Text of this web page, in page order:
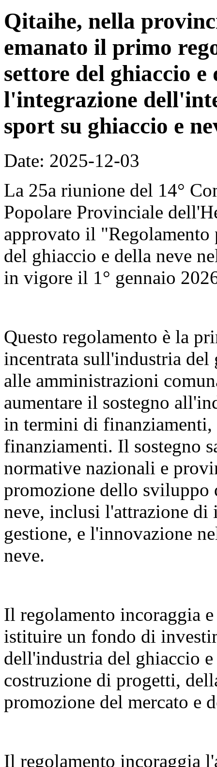
Qitaihe, nella
emanato il primo
settore del ghiaccio
l'integrazione
sport su ghiaccio e
Date: 2025-12-03
La 25a riunione del 14°
Popolare Provinciale
approvato il
del ghiaccio e della neve
in vigore il 1° gennaio
Questo regolamento è la
incentrata sull'industria del
alle amministrazioni
aumentare il sostegno
in termini di finanziamenti,
finanziamenti. Il sostegno
normative nazionali e
promozione dello sviluppo
neve, inclusi l'attrazione di
gestione, e l'innovazione
neve.
Il regolamento incoraggia
istituire un fondo di
dell'industria del ghiaccio
costruzione di progetti,
promozione del mercato e
Il regolamento incoraggia